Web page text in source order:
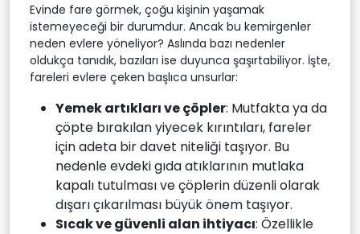
Evinde fare görmek, çoğu kişinin yaşamak
istemeyeceği bir durumdur. Ancak bu kemirgenler
neden evlere yöneliyor? Aslında bazı nedenler
oldukça tanıdık, bazıları ise duyunca şaşırtabiliyor. İşte,
fareleri evlere çeken başlıca unsurlar:
Yemek artıkları ve çöpler: Mutfakta ya da
çöpte bırakılan yiyecek kırıntıları, fareler
için adeta bir davet niteliği taşıyor. Bu
nedenle evdeki gıda atıklarının mutlaka
kapalı tutulması ve çöplerin düzenli olarak
dışarı çıkarılması büyük önem taşıyor.
Sıcak ve güvenli alan ihtiyacı: Özellikle